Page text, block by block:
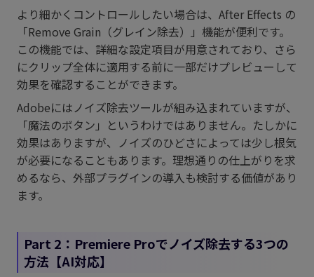
より細かくコントロールしたい場合は、After Effects の
「Remove Grain（グレイン除去）」機能が便利です。
この機能では、詳細な設定項目が用意されており、さら
にクリップ全体に適用する前に一部だけプレビューして
効果を確認することができます。
Adobeにはノイズ除去ツールが組み込まれていますが、
「魔法のボタン」というわけではありません。たしかに
効果はありますが、ノイズのひどさによっては少し根気
が必要になることもあります。理想通りの仕上がりを求
めるなら、外部プラグインの導入も検討する価値があり
ます。
Part 2：Premiere Proでノイズ除去する3つの
方法【AI対応】